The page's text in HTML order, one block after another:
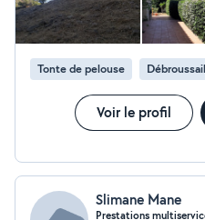
Tonte de pelouse
Voir le profil
Slimane Mane
Prestations